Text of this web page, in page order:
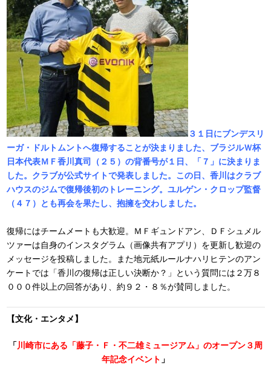
３１日にブンデスリ
ーガ・ドルトムントへ復帰することが決まりました、ブラジルＷ杯
日本代表ＭＦ香川真司（２５）の背番号が１日、「７」に決まりま
した。クラブが公式サイトで発表しました。この日、香川はクラブ
ハウスのジムで復帰後初のトレーニング。ユルゲン・クロップ監督
（４７）とも再会を果たし、抱擁を交わしました。
復帰にはチームメートも大歓迎。ＭＦギュンドアン、ＤＦシュメル
ツァーは自身のインスタグラム（画像共有アプリ）を更新し歓迎の
メッセージを投稿しました。また地元紙ルールナハリヒテンのアン
ケートでは「香川の復帰は正しい決断か？」という質問には２万８
０００件以上の回答があり、約９２・８％が賛同しました。
【文化・エンタメ】
「川崎市にある「藤子・Ｆ・不二雄ミュージアム」のオープン３周
年記念イベント 」